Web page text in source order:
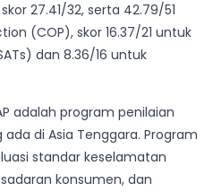
27.41/32, serta 42.79/51
(COP), skor 16.37/21 untuk
dan 8.36/16 untuk
adalah program penilaian
di Asia Tenggara. Program
standar keselamatan
konsumen, dan